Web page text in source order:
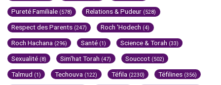
Pureté Familiale (578) Relations & Pudeur (528)
Respect des Parents (247) Roch 'Hodech (4)
Roch Hachana (296) Santé (1) Science & Torah (33)
Sexualité (8) Sim'hat Torah (47) Souccot (502)
Talmud (1) Techouva (122) Téfila (2230) Téfilines (356)